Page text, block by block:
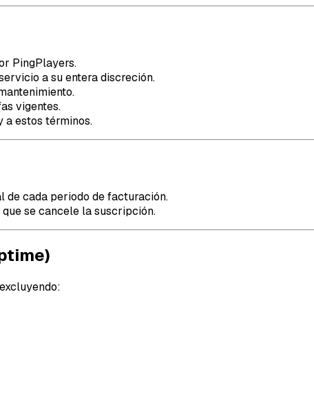
PingPlayers.
a su entera discreción.
vigentes.
a estos términos.
de cada periodo de facturación.
se cancele la suscripción.